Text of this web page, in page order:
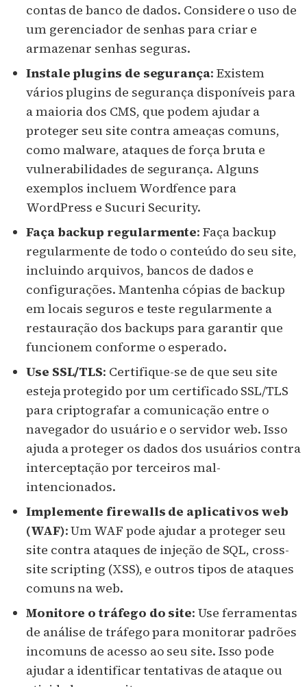
contas de banco de dados. Considere o uso de
um gerenciador de senhas para criar e
armazenar senhas seguras.
Instale plugins de segurança: Existem
vários plugins de segurança disponíveis para
a maioria dos CMS, que podem ajudar a
proteger seu site contra ameaças comuns,
como malware, ataques de força bruta e
vulnerabilidades de segurança. Alguns
exemplos incluem Wordfence para
WordPress e Sucuri Security.
Faça backup regularmente: Faça backup
regularmente de todo o conteúdo do seu site,
incluindo arquivos, bancos de dados e
configurações. Mantenha cópias de backup
em locais seguros e teste regularmente a
restauração dos backups para garantir que
funcionem conforme o esperado.
Use SSL/TLS: Certifique-se de que seu site
esteja protegido por um certificado SSL/TLS
para criptografar a comunicação entre o
navegador do usuário e o servidor web. Isso
ajuda a proteger os dados dos usuários contra
interceptação por terceiros mal-
intencionados.
Implemente firewalls de aplicativos web
(WAF): Um WAF pode ajudar a proteger seu
site contra ataques de injeção de SQL, cross-
site scripting (XSS), e outros tipos de ataques
comuns na web.
Monitore o tráfego do site: Use ferramentas
de análise de tráfego para monitorar padrões
incomuns de acesso ao seu site. Isso pode
ajudar a identificar tentativas de ataque ou